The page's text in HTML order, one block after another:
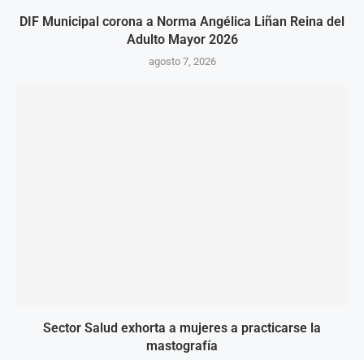
DIF Municipal corona a Norma Angélica Liñan Reina del
Adulto Mayor 2026
agosto 7, 2026
Sector Salud exhorta a mujeres a practicarse la
mastografía